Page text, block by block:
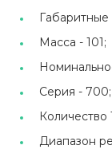
Масса - 101;
Серия - 700;
Диапазон